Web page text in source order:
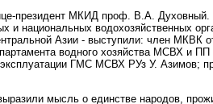
президент МКИД проф. В.А. Духовный.
и национальных водохозяйственных
Азии - выступили: член МКВК
водного хозяйства МСВХ и ПП
ГМС МСВХ РУз У. Азимов;
мысль о единстве народов,